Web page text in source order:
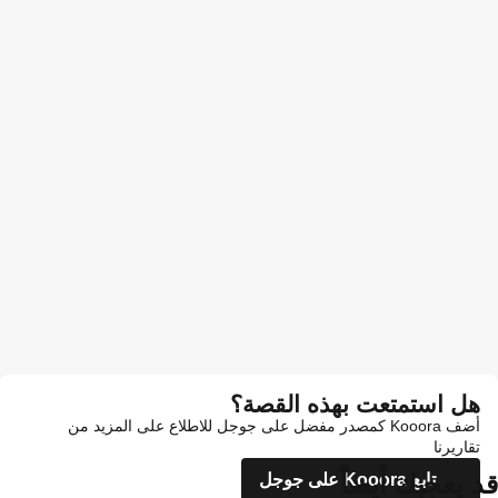
هل استمتعت بهذه القصة؟
أضف Kooora كمصدر مفضل على جوجل للاطلاع على المزيد من
تقاريرنا
تابع Kooora على جوجل
قد يعجبك أيضاً